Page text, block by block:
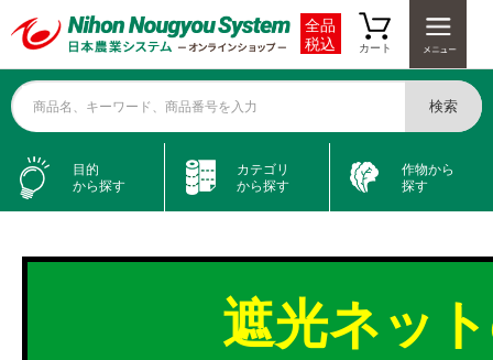
全品
税込
カート
商品名、キーワード、商品番号を入力 検索
目的
から探す
カテゴリ
から探す
作物から
探す
遮光ネッ